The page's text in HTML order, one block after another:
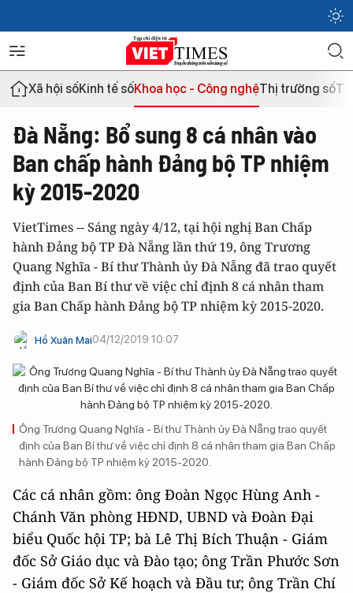
Xã hội sốKinh tế sốKhoa học - Công nghệThị trường số
Đà Nẵng: Bổ sung 8 cá nhân vào
Ban chấp hành Đảng bộ TP nhiệm
kỳ 2015-2020
VietTimes -- Sáng ngày 4/12, tại hội nghị Ban Chấp
hành Đảng bộ TP Đà Nẵng lần thứ 19, ông Trương
Quang Nghĩa - Bí thư Thành ủy Đà Nẵng đã trao quyết
định của Ban Bí thư về việc chỉ định 8 cá nhân tham
gia Ban Chấp hành Đảng bộ TP nhiệm kỳ 2015-2020.
Hồ Xuân Mai04/12/2019 10:07
Ông Trương Quang Nghĩa - Bí thư Thành ủy Đà Nẵng trao quyết
định của Ban Bí thư về việc chỉ định 8 cá nhân tham gia Ban Chấp
hành Đảng bộ TP nhiệm kỳ 2015-2020.
Các cá nhân gồm: ông Đoàn Ngọc Hùng Anh -
Chánh Văn phòng HĐND, UBND và Đoàn Đại
biểu Quốc hội TP; bà Lê Thị Bích Thuận - Giám
đốc Sở Giáo dục và Đào tạo; ông Trần Phước Sơn
- Giám đốc Sở Kế hoạch và Đầu tư; ông Trần Chí